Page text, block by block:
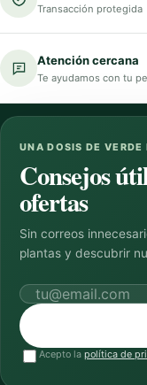
Transacción protegida
Atención cercana
Te ayudamos con tu
UNA DOSIS DE VERDE
Consejos
ofertas
Sin correos
plantas y descubrir
Correo electrónico
Acepto la política de